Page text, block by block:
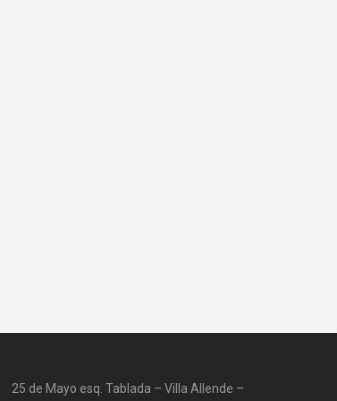
25 de Mayo esq. Tablada – Villa Allende –